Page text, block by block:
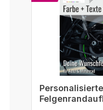
Personalisierte